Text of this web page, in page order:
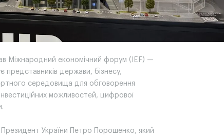
Міжнародний економічний форум (IEF) —
держави, бізнесу,
середовища для обговорення
можливостей, цифрової
України Петро Порошенко, який